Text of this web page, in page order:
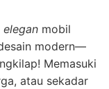
mobil
modern—
Memasuki
atau sekadar